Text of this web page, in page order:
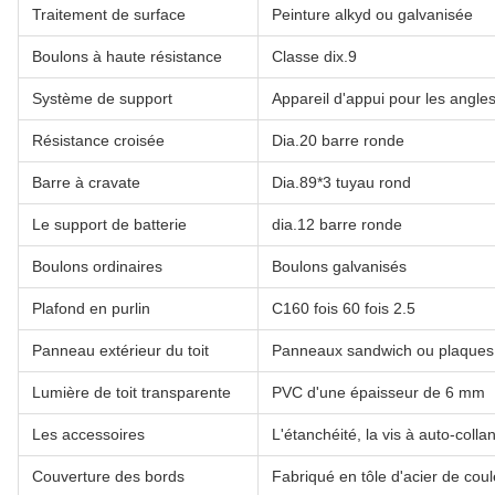
Traitement de surface Peinture alkyd ou galvanisée
Boulons à haute résistance Classe dix.9
Système de support Appareil d'appui pour les angles
Résistance croisée Dia.20 barre ronde
Barre à cravate Dia.89*3 tuyau rond
Le support de batterie dia.12 barre ronde
Boulons ordinaires Boulons galvanisés
Plafond en purlin C160 fois 60 fois 2.5
Panneau extérieur du toit Panneaux sandwich ou
Lumière de toit transparente PVC d'une épaisseur de 6 mm
Les accessoires L'étanchéité, la vis à auto-
Couverture des bords Fabriqué en tôle d'acier de